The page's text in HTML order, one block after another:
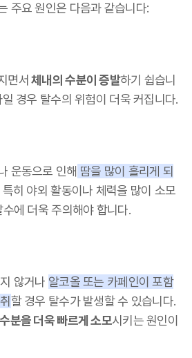
주요 원인은 다음과 같습니다:
면서 체내의 수분이 증발하기 쉽습니
경우 탈수의 위험이 더욱 커집니다.
운동으로 인해 땀을 많이 흘리게 되
히 야외 활동이나 체력을 많이 소모
에 더욱 주의해야 합니다.
않거나 알코올 또는 카페인이 포함
할 경우 탈수가 발생할 수 있습니다.
분을 더욱 빠르게 소모시키는 원인이